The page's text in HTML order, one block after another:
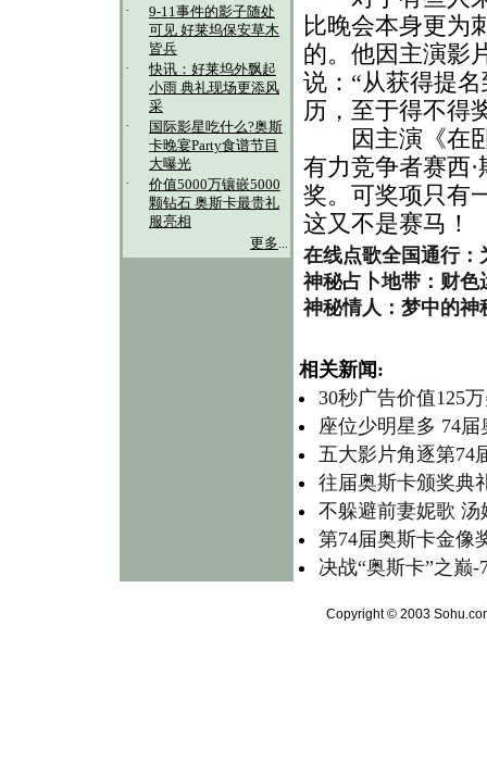
·
9-11事件的影子随处
可见 好莱坞保安草木
皆兵
·
快讯：好莱坞外飘起
小雨 典礼现场更添风
采
·
国际影星吃什么?奥斯
卡晚宴Party食谱节目
大曝光
·
价值5000万镶嵌5000
颗钻石 奥斯卡最贵礼
服亮相
更多...
比晚会本身更为
的。他因主演影
说：“从获得提
历，至于得不得
因主演《在卧
有力竞争者赛西
奖。可奖项只有
这又不是赛马！
在线点歌全国通行
神秘占卜地带：财色
神秘情人：梦中的
相关新闻:
30秒广告价值125
座位少明星多 74
五大影片角逐第74
往届奥斯卡颁奖典
不躲避前妻妮歌
第74届奥斯卡金像
决战“奥斯卡”之巅
Copyright © 2003